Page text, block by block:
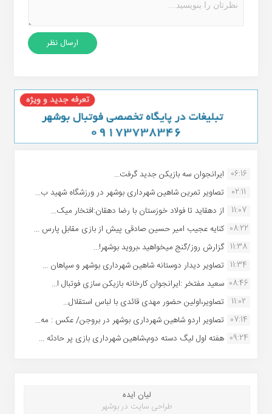
06:16 ایرانجوان سه بازیکن جدید گرفت...
02:11
تصاویر تمرین شاهین شهردارى بوشهر در ورزشگاه شهید ب...
11:07
از دهقاید تا فولاد خوزستان با رضا دهقان:افتخار میک...
08:22 کنایه عجیب امیر حسین صادقی پیش از بازی مقابل پارس ...
11:38 گزارش روز/گنج میخواهید ،بروید بوشهر!...
11:34 تصاویر دیدار دوستانه شاهین شهردارى بوشهر و سپاهان ...
08:46 سعید مفتخر :ایرانجوان کارخانه بازیکن سازی فوتبال ا...
11:02
تصاویر،اولین حضور مهدی قائدی با لباس استقلال...
07:14 تصاویر اردو شاهین شهرداری بوشهر در بروجن/ عکس : مه...
09:24 هفته اول لیگ دسته دوم،شاهین شهرداری بازی پر حادثه ...
لیان ایده
طراحی سایت در بوشهر